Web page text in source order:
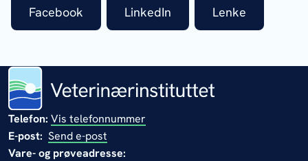
Facebook LinkedIn Lenke
Telefon: Vis telefonnummer
E-post: Send e-post
Vare- og prøveadresse: